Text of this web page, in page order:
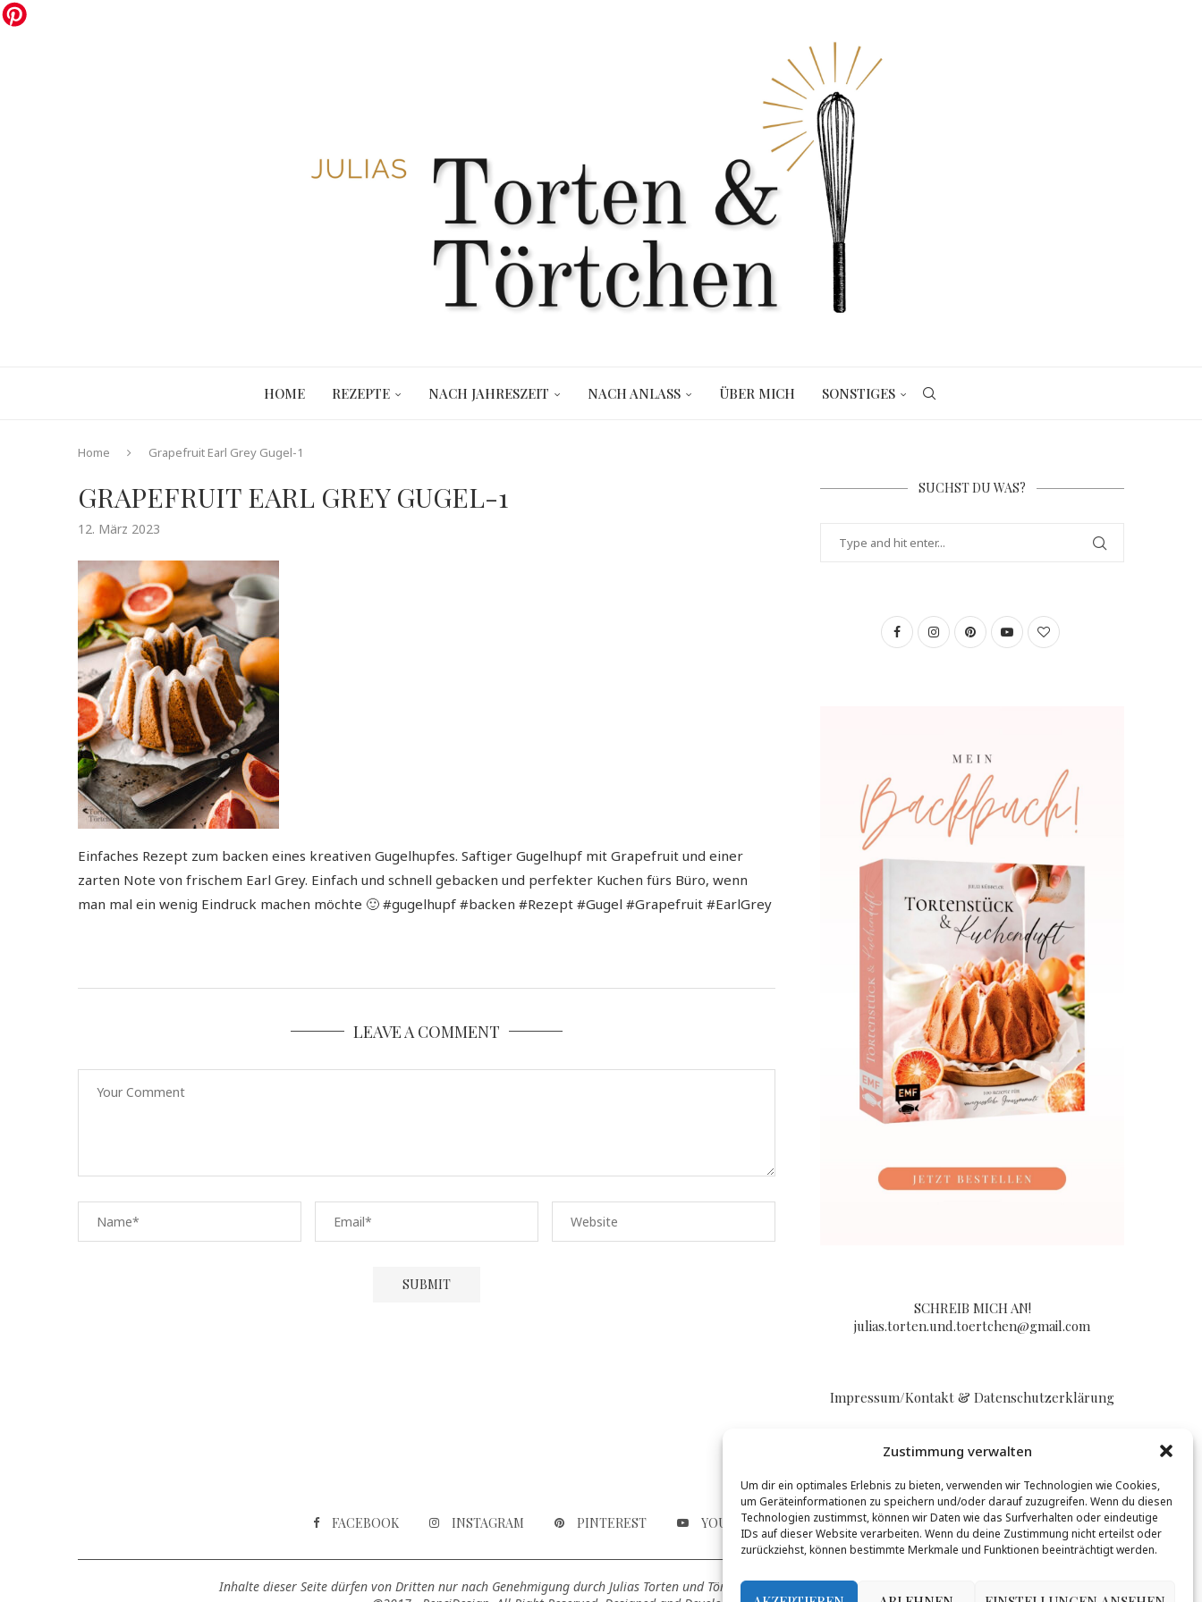
Zustimmung verwalten
Um dir ein optimales Erlebnis zu bieten, verwenden wir Technologien wie Cookies,
um Geräteinformationen zu speichern und/oder darauf zuzugreifen. Wenn du diesen
Technologien zustimmst, können wir Daten wie das Surfverhalten oder eindeutige
IDs auf dieser Website verarbeiten. Wenn du deine Zustimmung nicht erteilst oder
zurückziehst, können bestimmte Merkmale und Funktionen beeinträchtigt werden.
HOME REZEPTE NACH JAHRESZEIT NACH ANLASS ÜBER MICH SONSTIGES
Home Grapefruit Earl Grey Gugel-1
GRAPEFRUIT EARL GREY GUGEL-1
12. März 2023
Einfaches Rezept zum backen eines kreativen Gugelhupfes. Saftiger Gugelhupf mit Grapefruit und einer
zarten Note von frischem Earl Grey. Einfach und schnell gebacken und perfekter Kuchen fürs Büro, wenn
man mal ein wenig Eindruck machen möchte 🙂 #gugelhupf #backen #Rezept #Gugel #Grapefruit #EarlGrey
LEAVE A COMMENT
SUCHST DU WAS?
SCHREIB MICH AN!
julias.torten.und.toertchen@gmail.com
Impressum/Kontakt & Datenschutzerklärung
FACEBOOK INSTAGRAM PINTEREST YOUTUBE BLOGLOVIN
Inhalte dieser Seite dürfen von Dritten nur nach Genehmigung durch Julias Torten und Törtchen genutzt werden, mehr Infos gibt es